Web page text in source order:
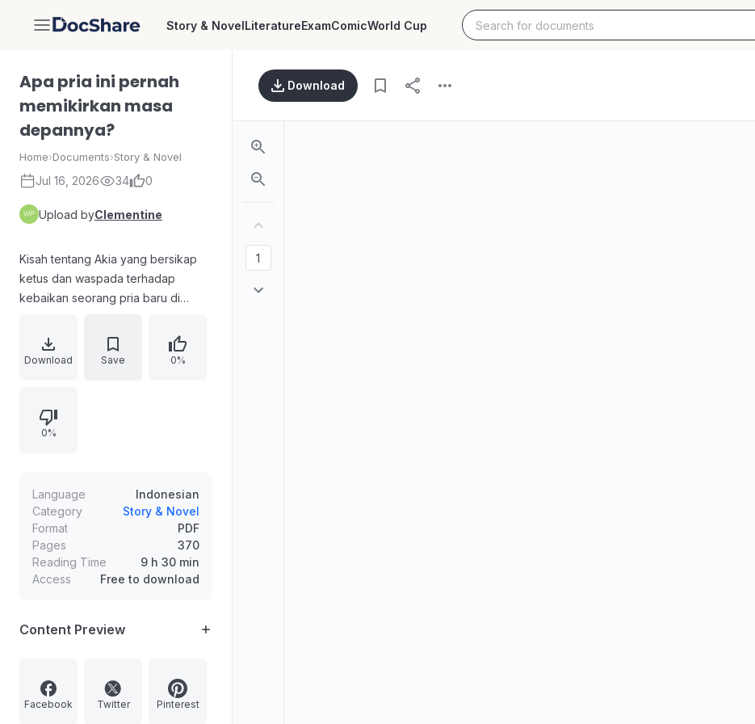
DocShare Story & NovelLiteratureExamComicWorld Cup
Apa pria ini pernah
memikirkan masa
depannya?
Home›Documents›Story & Novel
Jul 16, 2026 34 0
Upload byClementine
Kisah tentang Akia yang bersikap
ketus dan waspada terhadap
kebaikan seorang pria baru di
royal, mudah membantu semua
orang, dan membuat orang lain
uang dan masa depan Gray, Akia
justru berangsur terbawa perasaan
kemungkinan hubungan khusus, di
tengah canggung dan beragam
komentar dari sekitar.
Download Save 0%
0%
Language
Indonesian
Category
Story & Novel
Format
PDF
Pages
370
Reading Time
9 h 30 min
Access
Free to download
Content Preview
Facebook Twitter Pinterest
Download